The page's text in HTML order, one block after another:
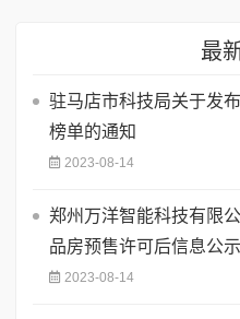
最
驻马店市科技局关于发
榜单的通知
2023-08-14
郑州万洋智能科技有限
品房预售许可后信息公示
2023-08-14